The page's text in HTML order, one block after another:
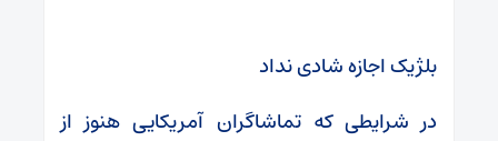
بلژیک اجازه شادی نداد
در شرایطی که تماشاگران آمریکایی هنوز از